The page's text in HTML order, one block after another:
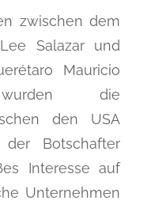
zwischen dem
Salazar und
Mauricio
die
den USA
Botschafter
Interesse auf
Unternehmen